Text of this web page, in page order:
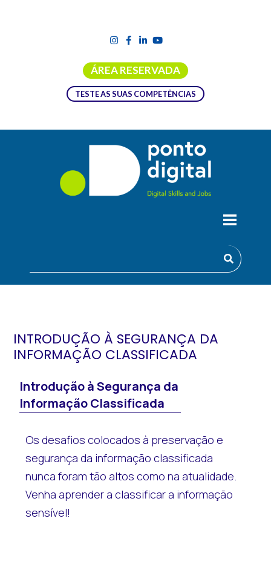
ÁREA RESERVADA
TESTE AS SUAS COMPETÊNCIAS
INTRODUÇÃO À SEGURANÇA DA
INFORMAÇÃO CLASSIFICADA
Introdução à Segurança da
Informação Classificada
Os desafios colocados à preservação e
segurança da informação classificada
nunca foram tão altos como na atualidade.
Venha aprender a classificar a informação
sensível!